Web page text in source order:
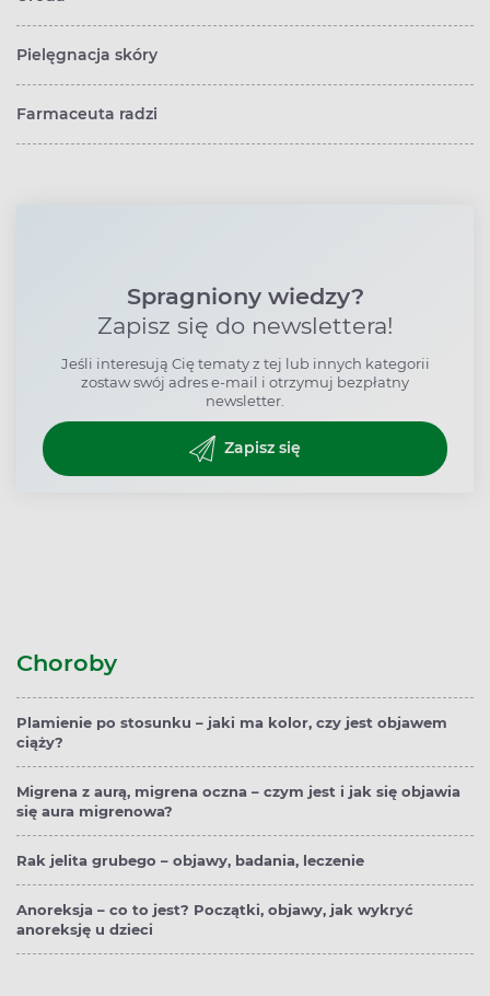
Pielęgnacja skóry
Farmaceuta radzi
Spragniony wiedzy?
Zapisz się do newslettera!
Jeśli interesują Cię tematy z tej lub innych kategorii
zostaw swój adres e-mail i otrzymuj bezpłatny
newsletter.
Zapisz się
Choroby
Plamienie po stosunku – jaki ma kolor, czy jest objawem
ciąży?
Migrena z aurą, migrena oczna – czym jest i jak się objawia
się aura migrenowa?
Rak jelita grubego – objawy, badania, leczenie
Anoreksja – co to jest? Początki, objawy, jak wykryć
anoreksję u dzieci